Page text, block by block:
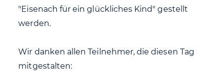
"Eisenach für ein glückliches Kind" gestellt
werden.
Wir danken allen Teilnehmer, die diesen Tag
mitgestalten: